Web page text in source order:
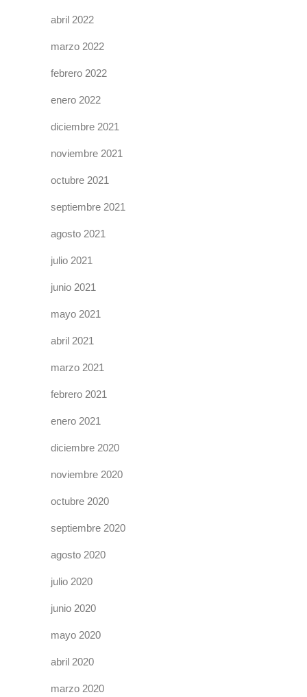
abril 2022
marzo 2022
febrero 2022
enero 2022
diciembre 2021
noviembre 2021
octubre 2021
septiembre 2021
agosto 2021
julio 2021
junio 2021
mayo 2021
abril 2021
marzo 2021
febrero 2021
enero 2021
diciembre 2020
noviembre 2020
octubre 2020
septiembre 2020
agosto 2020
julio 2020
junio 2020
mayo 2020
abril 2020
marzo 2020